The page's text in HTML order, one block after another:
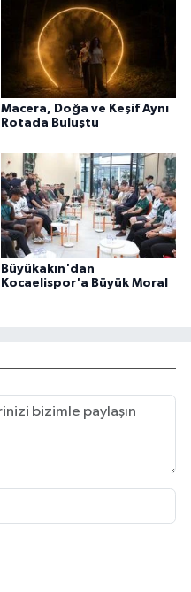
Macera, Doğa ve Keşif Aynı
Rotada Buluştu
Büyükakın'dan
Kocaelispor'a Büyük Moral